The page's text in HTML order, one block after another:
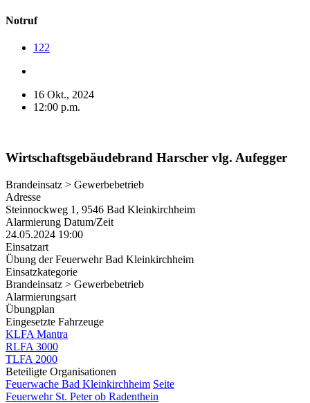
Notruf
122
16 Okt., 2024
12:00 p.m.
Wirtschaftsgebäudebrand Harscher vlg. Aufegger
Brandeinsatz > Gewerbebetrieb
Adresse
Steinnockweg 1, 9546 Bad Kleinkirchheim
Alarmierung Datum/Zeit
24.05.2024 19:00
Einsatzart
Übung der Feuerwehr Bad Kleinkirchheim
Einsatzkategorie
Brandeinsatz > Gewerbebetrieb
Alarmierungsart
Übungplan
Eingesetzte Fahrzeuge
KLFA Mantra
RLFA 3000
TLFA 2000
Beteiligte Organisationen
Feuerwache Bad Kleinkirchheim Seite
Feuerwehr St. Peter ob Radenthein